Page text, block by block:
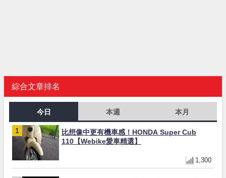
綜合文章排名
今日 本週 本月
比想像中更有機車感！HONDA Super Cub
110【Webike愛車精選】
1,300